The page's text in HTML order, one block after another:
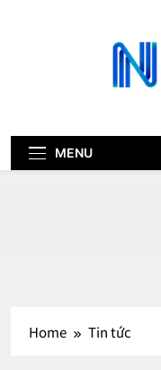
MENU
Home Tin tức